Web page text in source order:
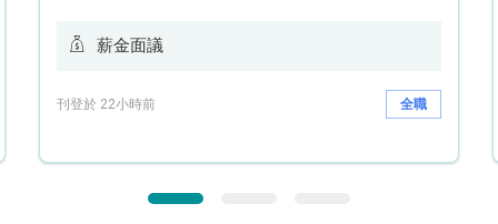
薪金面議
刊登於 22小時前 全職